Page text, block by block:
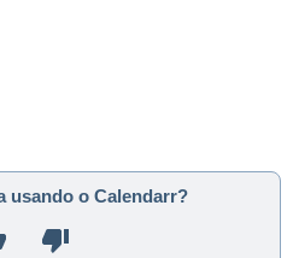
usando o Calendarr?